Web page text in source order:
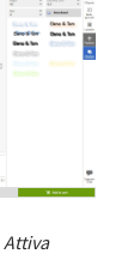
Attiva